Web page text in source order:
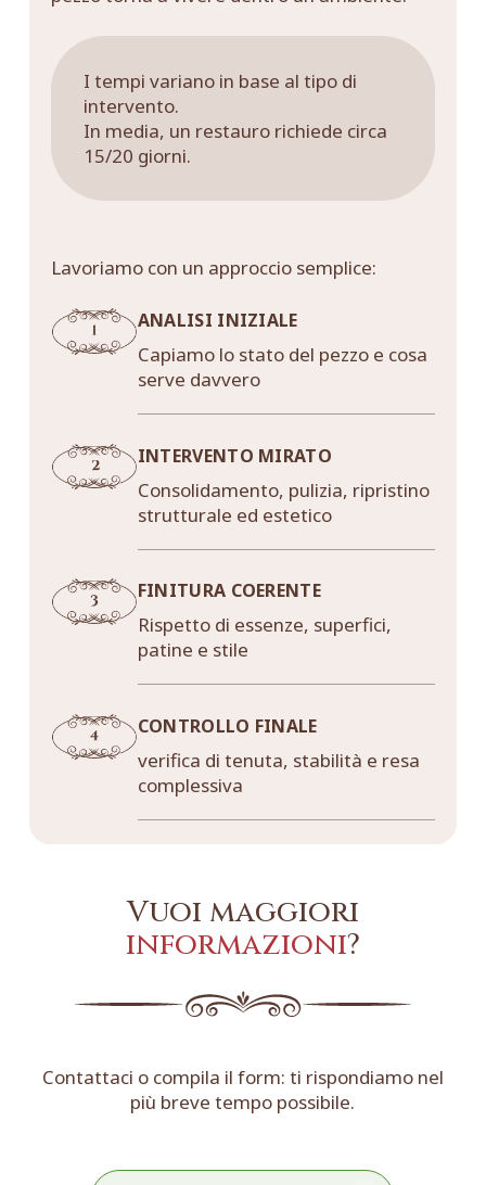
I tempi variano in base al tipo di
intervento.
In media, un restauro richiede circa
15/20 giorni.
Lavoriamo con un approccio semplice:
ANALISI INIZIALE
Capiamo lo stato del pezzo e cosa
serve davvero
INTERVENTO MIRATO
Consolidamento, pulizia, ripristino
strutturale ed estetico
FINITURA COERENTE
Rispetto di essenze, superfici,
patine e stile
CONTROLLO FINALE
verifica di tenuta, stabilità e resa
complessiva
Vuoi maggiori
informazioni?
Contattaci o compila il form: ti rispondiamo nel
più breve tempo possibile.